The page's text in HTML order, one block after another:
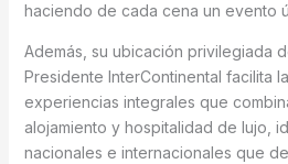
haciendo de cada cena un evento
Además, su ubicación privilegiada
Presidente InterContinental facilita
experiencias integrales que
alojamiento y hospitalidad de lujo,
nacionales e internacionales que